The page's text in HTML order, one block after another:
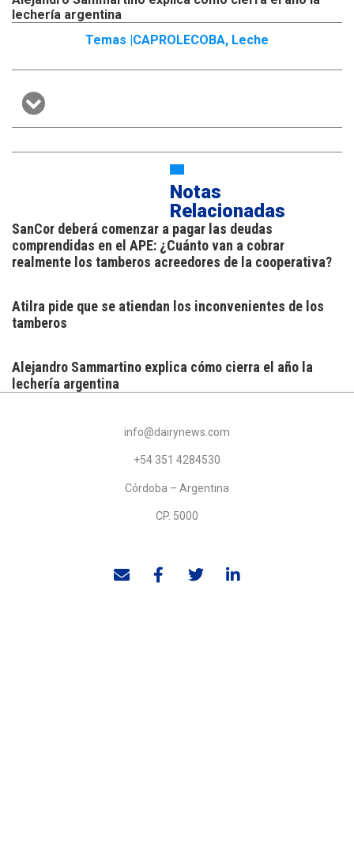
lechería argentina
Temas |CAPROLECOBA, Leche
Notas
Relacionadas
SanCor deberá comenzar a pagar las deudas
comprendidas en el APE: ¿Cuánto van a cobrar
realmente los tamberos acreedores de la cooperativa?
Atilra pide que se atiendan los inconvenientes de los
tamberos
Alejandro Sammartino explica cómo cierra el año la
lechería argentina
info@dairynews.com
+54 351 4284530
Córdoba – Argentina
CP. 5000